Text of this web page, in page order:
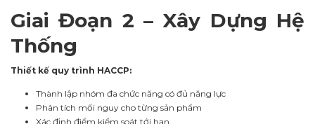
Giai Đoạn 2 – Xây Dựng Hệ
Thống
Thiết kế quy trình HACCP:
Thành lập nhóm đa chức năng có đủ năng lực
Phân tích mối nguy cho từng sản phẩm
Xác định điểm kiểm soát tới hạn